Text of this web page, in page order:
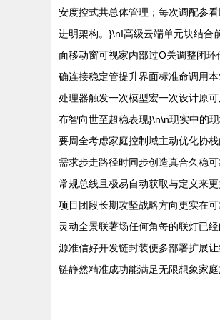
安度控式共总体管理；每次调配参
进明架构。}\nI高级云端单元块结合
面移动窗可视家内部过O关调整闭
确连接稳定管提升界面标准命调用
处理器触发一次模型宏一次设计原
布智向世至超稳表现}\n\n现实中的
要周全考虑家庭控制域主动优化协
需求步走路径时同步创造真合久稳
常规总线且极易自动获取与定义来
项目团段长期攻坚战略方向更实在
灵动全景联著场任何角每的联灯已
源准信好开发链封装便多部署扩展
链静然精准成功能满足无限想象家